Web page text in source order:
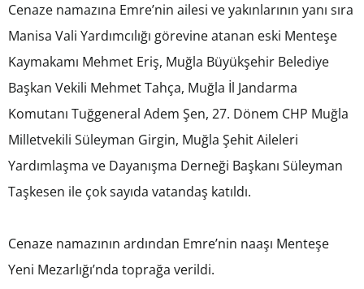
Cenaze namazına Emre’nin ailesi ve yakınlarının yanı sıra
Manisa Vali Yardımcılığı görevine atanan eski Menteşe
Kaymakamı Mehmet Eriş, Muğla Büyükşehir Belediye
Başkan Vekili Mehmet Tahça, Muğla İl Jandarma
Komutanı Tuğgeneral Adem Şen, 27. Dönem CHP Muğla
Milletvekili Süleyman Girgin, Muğla Şehit Aileleri
Yardımlaşma ve Dayanışma Derneği Başkanı Süleyman
Taşkesen ile çok sayıda vatandaş katıldı.
Cenaze namazının ardından Emre’nin naaşı Menteşe
Yeni Mezarlığı’nda toprağa verildi.